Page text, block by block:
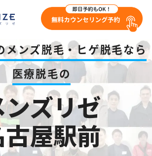
メンズ脱毛・ヒゲ脱毛なら
医療脱毛の
ズリゼ
屋駅前